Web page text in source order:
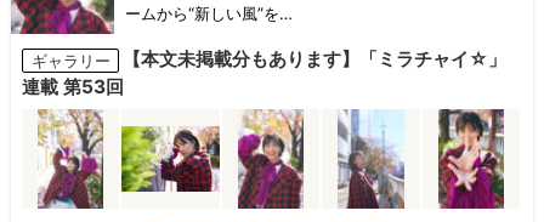
ームから“新しい風”を…
ギャラリー
【本文未掲載分もあります】「ミラチャイ☆」
連載 第53回